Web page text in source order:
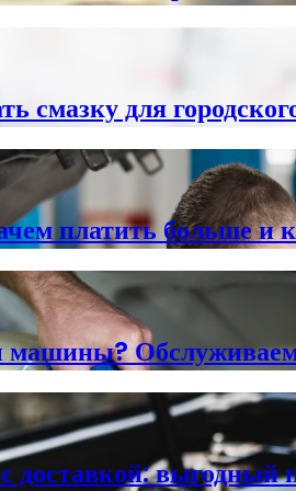
смазку для
платить больше и
машины?
доставкой: выгодный